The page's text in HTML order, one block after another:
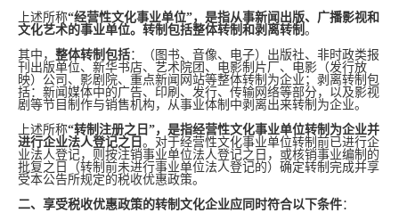
上述所称“经营性文化事业单位”，是指从事新闻出版、广播影视和
文化艺术的事业单位。转制包括整体转制和剥离转制 。
其中， 整体转制包括：（图书、音像、电子）出版社、非时政类报
刊出版单位、新华书店、艺术院团、电影制片厂、电影（发行放
映）公司、影剧院、重点新闻网站等整体转制为企业；剥离转制包
括：新闻媒体中的广告、印刷、发行、传输网络等部分，以及影视
剧等节目制作与销售机构，从事业体制中剥离出来转制为企业。
上述所称“转制注册之日”，是指经营性文化事业单位转制为企业并
进行企业法人登记之日 。对于经营性文化事业单位转制前已进行企
业法人登记，则按注销事业单位法人登记之日，或核销事业编制的
批复之日（转制前未进行事业单位法人登记的）确定转制完成并享
受本公告所规定的税收优惠政策。
二、享受税收优惠政策的转制文化企业应同时符合以下条件：